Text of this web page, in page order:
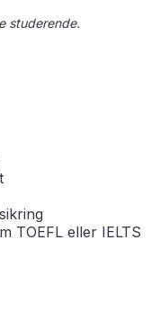
studerende.
TOEFL eller IELTS